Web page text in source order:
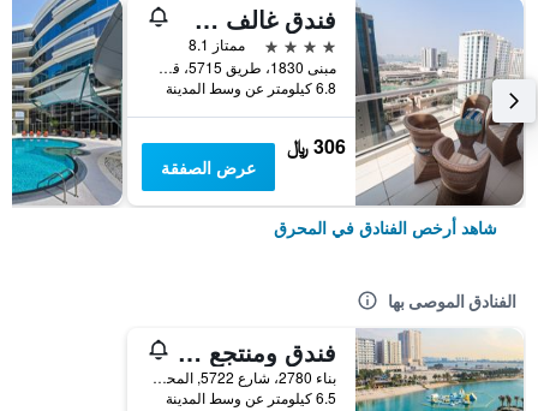
فندق غالف سويتس أمواج
4 نجوم
ممتاز 8.1
مبنى 1830، طريق 5715، قطعة 257 جزر أمواج، مملكة البحرين, المحرق, البحرين
6.8 كيلومتر عن وسط المدينة
306 ﷼
عرض الصفقة
شاهد أرخص الفنادق في المحرق
الفنادق الموصى بها
فندق ومنتجع ذي آرت
بناء 2780، شارع 5722, المحرق, البحرين
6.5 كيلومتر عن وسط المدينة